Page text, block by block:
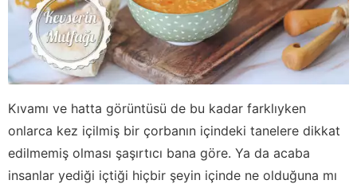
Kıvamı ve hatta görüntüsü de bu kadar farklıyken
onlarca kez içilmiş bir çorbanın içindeki tanelere dikkat
edilmemiş olması şaşırtıcı bana göre. Ya da acaba
insanlar yediği içtiği hiçbir şeyin içinde ne olduğuna mı